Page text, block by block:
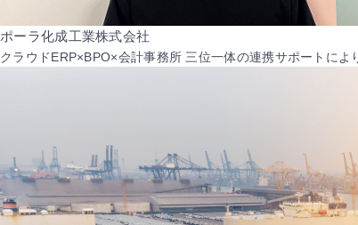
ポーラ化成工業株式会社
クラウドERP×BPO×会計事務所 三位一体の連携サポートに